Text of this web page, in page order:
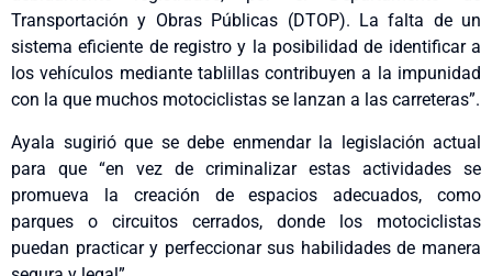
Transportación y Obras Públicas (DTOP). La falta de un
sistema eficiente de registro y la posibilidad de identificar a
los vehículos mediante tablillas contribuyen a la impunidad
con la que muchos motociclistas se lanzan a las carreteras”.
Ayala sugirió que se debe enmendar la legislación actual
para que “en vez de criminalizar estas actividades se
promueva la creación de espacios adecuados, como
parques o circuitos cerrados, donde los motociclistas
puedan practicar y perfeccionar sus habilidades de manera